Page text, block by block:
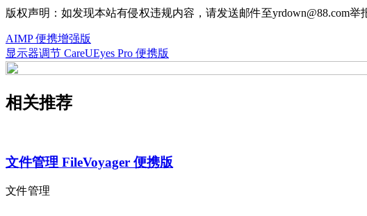
版权声明：如发现本站有侵权违规内容，请发送邮件至yrdown@88.com举
AIMP 便携增强版
显示器调节 CareUEyes Pro 便携版
相关推荐
文件管理 FileVoyager 便携版
文件管理